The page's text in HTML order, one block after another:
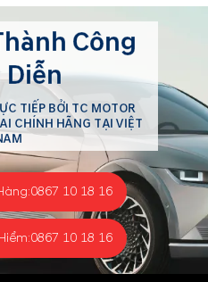
(HTV) chính thức công
trình ưu đãi đặc
6/2026 với chủ
nhịp WorldCup -
lên tới 220 triệu
mang đến nhiều
sách hỗ trợ hấp dẫn
cho khách hàng mua
Công
Diễn
TIẾP BỞI TC MOTOR
CHÍNH HÃNG TẠI VIỆT
0867 10 18 16
0867 10 18 16